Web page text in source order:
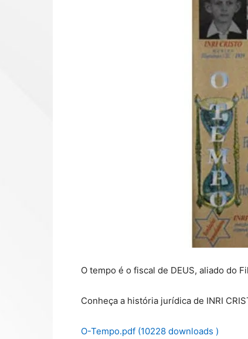
O tempo é o fiscal de DEUS, aliado do
Conheça a história jurídica de INRI
O-Tempo.pdf (10228 downloads )